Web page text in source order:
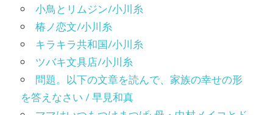
小鳥とリムジン/小川糸
椿ノ恋文/小川糸
キラキラ共和国/小川糸
ツバキ文具店/小川糸
問題。以下の文章を読んで、家族の幸せの形
を答えなさい / 早見和真